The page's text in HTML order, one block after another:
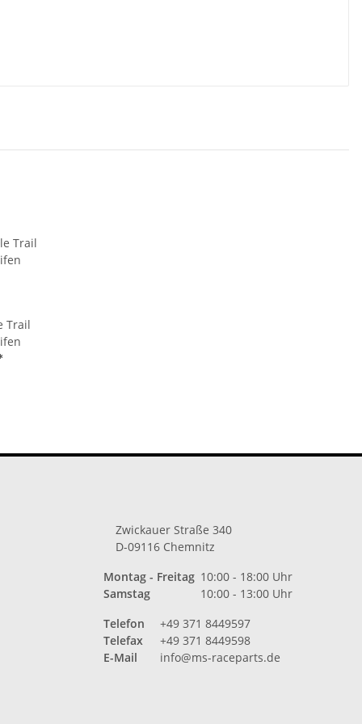
Trail
Zwickauer Straße 340
D-09116 Chemnitz
Montag - Freitag 10:00 - 18:00 Uhr
Samstag
10:00 - 13:00 Uhr
Telefon
+49 371 8449597
Telefax
+49 371 8449598
E-Mail
info@ms-raceparts.de